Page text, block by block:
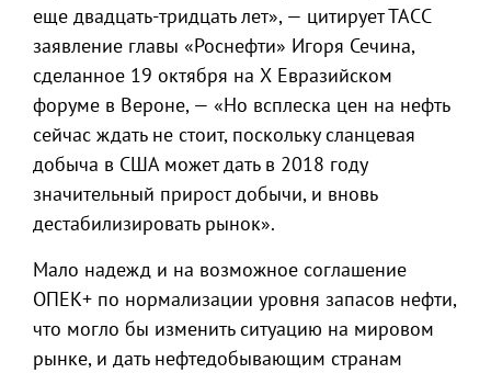
еще двадцать-тридцать лет», — цитирует ТАСС
заявление главы «Роснефти» Игоря Сечина,
сделанное 19 октября на Х Евразийском
форуме в Вероне, — «Но всплеска цен на нефть
сейчас ждать не стоит, поскольку сланцевая
добыча в США может дать в 2018 году
значительный прирост добычи, и вновь
дестабилизировать рынок».
Мало надежд и на возможное соглашение
ОПЕК+ по нормализации уровня запасов нефти,
что могло бы изменить ситуацию на мировом
рынке, и дать нефтедобывающим странам